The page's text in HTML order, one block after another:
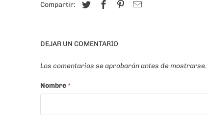
Compartir:
DEJAR UN COMENTARIO
Los comentarios se aprobarán antes de mostrarse.
Nombre *